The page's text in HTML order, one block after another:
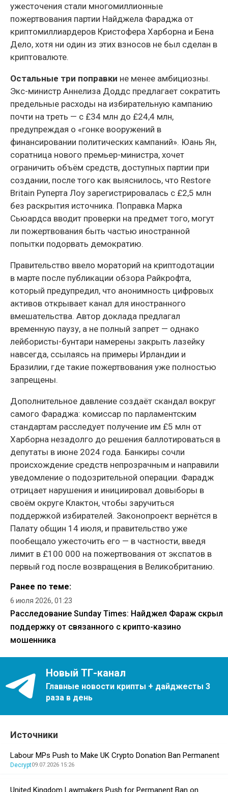
ужесточения стали многомиллионные
пожертвования партии Найджела Фараджа от
криптомиллиардеров Кристофера Харборна и Бена
Дело, хотя ни один из этих взносов не был сделан в
криптовалюте.
Остальные три поправки не менее амбициозны.
Экс-министр Аннелиза Доддс предлагает сократить
предельные расходы на избирательную кампанию
почти на треть — с £34 млн до £24,4 млн,
предупреждая о «гонке вооружений в
финансировании политических кампаний». Юань Ян,
соратница нового премьер-министра, хочет
ограничить объём средств, доступных партии при
создании, после того как выяснилось, что Restore
Britain Руперта Лоу зарегистрировалась с £2,5 млн
без раскрытия источника. Поправка Марка
Сьюардса вводит проверки на предмет того, могут
ли пожертвования быть частью иностранной
попытки подорвать демократию.
Правительство ввело мораторий на криптодотации
в марте после публикации обзора Райкрофта,
который предупредил, что анонимность цифровых
активов открывает канал для иностранного
вмешательства. Автор доклада предлагал
временную паузу, а не полный запрет — однако
лейбористы-бунтари намерены закрыть лазейку
навсегда, ссылаясь на примеры Ирландии и
Бразилии, где такие пожертвования уже полностью
запрещены.
Дополнительное давление создаёт скандал вокруг
самого Фараджа: комиссар по парламентским
стандартам расследует получение им £5 млн от
Харборна незадолго до решения баллотироваться в
депутаты в июне 2024 года. Банкиры сочли
происхождение средств непрозрачным и направили
уведомление о подозрительной операции. Фарадж
отрицает нарушения и инициировал довыборы в
своём округе Клактон, чтобы заручиться
поддержкой избирателей. Законопроект вернётся в
Палату общин 14 июля, и правительство уже
пообещало ужесточить его — в частности, введя
лимит в £100 000 на пожертвования от экспатов в
первый год после возвращения в Великобританию.
Ранее по теме:
6 июля 2026, 01:23
Расследование Sunday Times: Найджел Фараж скрыл
поддержку от связанного с крипто-казино
мошенника
Новый ТГ-канал
Главные новости крипты + дайджесты 3
раза в день
Источники
Labour MPs Push to Make UK Crypto Donation Ban Permanent
Decrypt09.07.2026 15:26
United Kingdom Lawmakers Push for Permanent Ban on